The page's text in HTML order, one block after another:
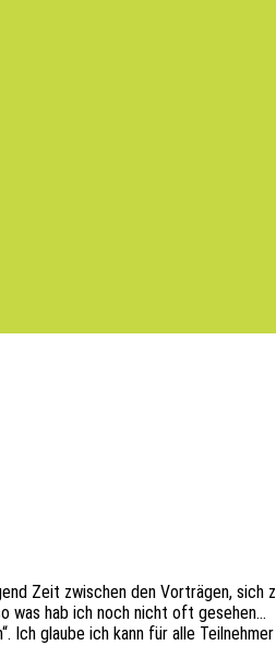
Zeit zwischen den Vorträ­gen, sich
was hab ich noch nicht oft gesehen…
Ich glaube ich kann für alle